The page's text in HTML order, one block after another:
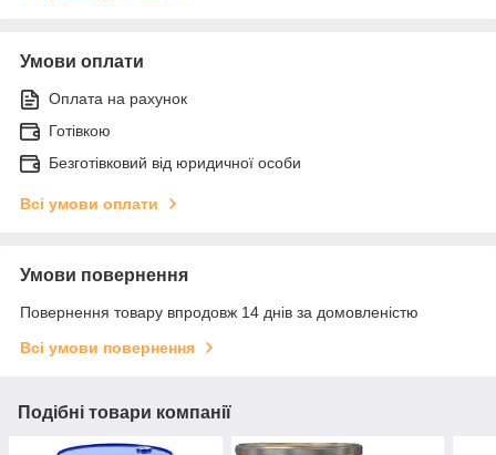
Умови оплати
Оплата на рахунок
Готівкою
Безготівковий від юридичної особи
Всі умови оплати
Умови повернення
Повернення товару впродовж 14 днів за домовленістю
Всі умови повернення
Подібні товари компанії